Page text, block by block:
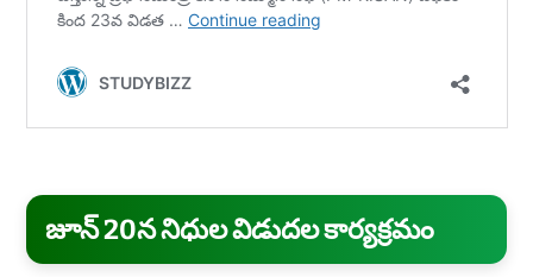
జూన్ 20న నిధుల విడుదల కార్యక్రమం